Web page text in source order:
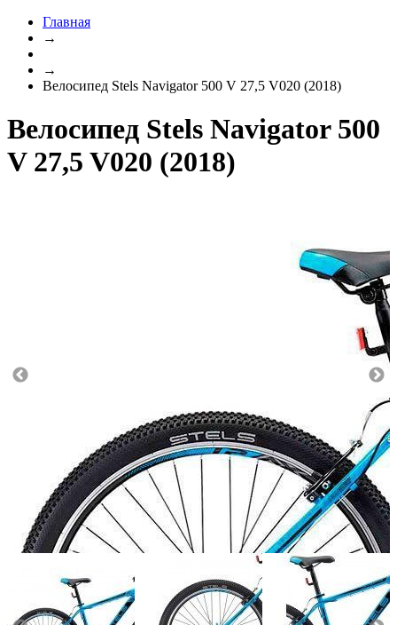
Главная
→
→
Велосипед Stels Navigator 500 V 27,5 V020 (2018)
Велосипед Stels Navigator 500
V 27,5 V020 (2018)